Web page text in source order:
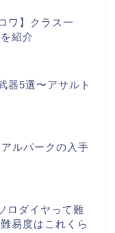
ワ】クラス一
紹介
器5選〜アサルト
ルパークの入手
ロダイヤって難
易度はこれくら